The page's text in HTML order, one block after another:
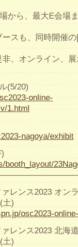
から、最大E会場
スも、同時開催
非、オンライン、
(5/20)
online-
1.html
nagoya/exhibit
booth_layout/
レンス2023 オン
土)
osc2023-
レンス2023 北海
土)